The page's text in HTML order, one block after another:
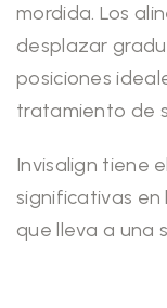
mordida. Los
desplazar
posiciones
tratamiento de
Invisalign tiene
significativas en
que lleva a una